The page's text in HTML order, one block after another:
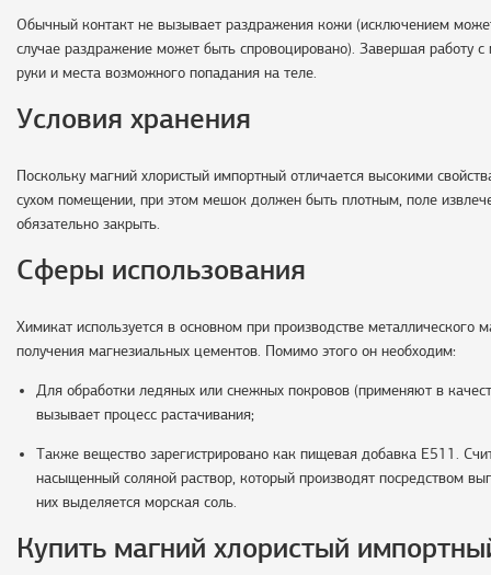
Обычный контакт не вызывает раздражения кожи (исключением
случае раздражение может быть спровоцировано). Завершая работу
руки и места возможного попадания на теле.
Условия хранения
Поскольку магний хлористый импортный отличается высокими
сухом помещении, при этом мешок должен быть плотным, поле
обязательно закрыть.
Сферы использования
Химикат используется в основном при производстве
получения магнезиальных цементов. Помимо этого он необходим:
Для обработки ледяных или снежных покровов (применяют в
вызывает процесс растачивания;
Также вещество зарегистрировано как пищевая добавка E511.
насыщенный соляной раствор, который производят посредством
них выделяется морская соль.
Купить магний хлористый